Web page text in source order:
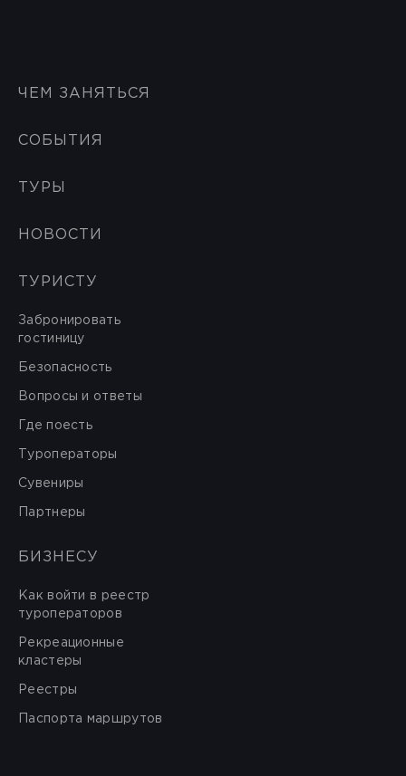
ЧЕМ ЗАНЯТЬСЯ
СОБЫТИЯ
ТУРЫ
НОВОСТИ
ТУРИСТУ
Забронировать
гостиницу
Безопасность
Вопросы и ответы
Где поесть
Туроператоры
Сувениры
Партнеры
БИЗНЕСУ
Как войти в реестр
туроператоров
Рекреационные
кластеры
Реестры
Паспорта маршрутов